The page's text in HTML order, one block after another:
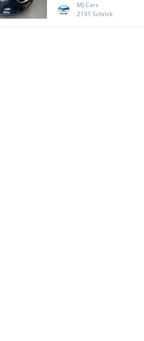
MJ Cars
2191 Schrick